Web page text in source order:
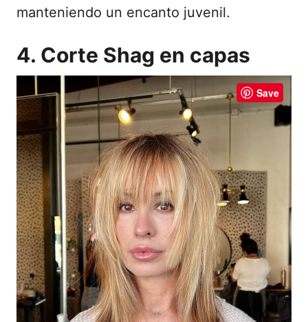
manteniendo un encanto juvenil.
4. Corte Shag en capas
Save